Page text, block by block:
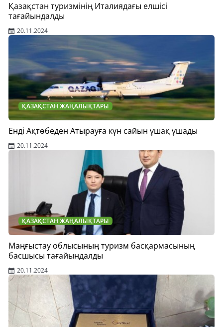
Қазақстан туризмінің Италиядағы елшісі
тағайындалды
20.11.2024
ҚАЗАҚСТАН ЖАҢАЛЫҚТАРЫ
Енді Ақтөбеден Атырауға күн сайын ұшақ ұшады
20.11.2024
ҚАЗАҚСТАН ЖАҢАЛЫҚТАРЫ
Маңғыстау облысының туризм басқармасының
басшысы тағайындалды
20.11.2024